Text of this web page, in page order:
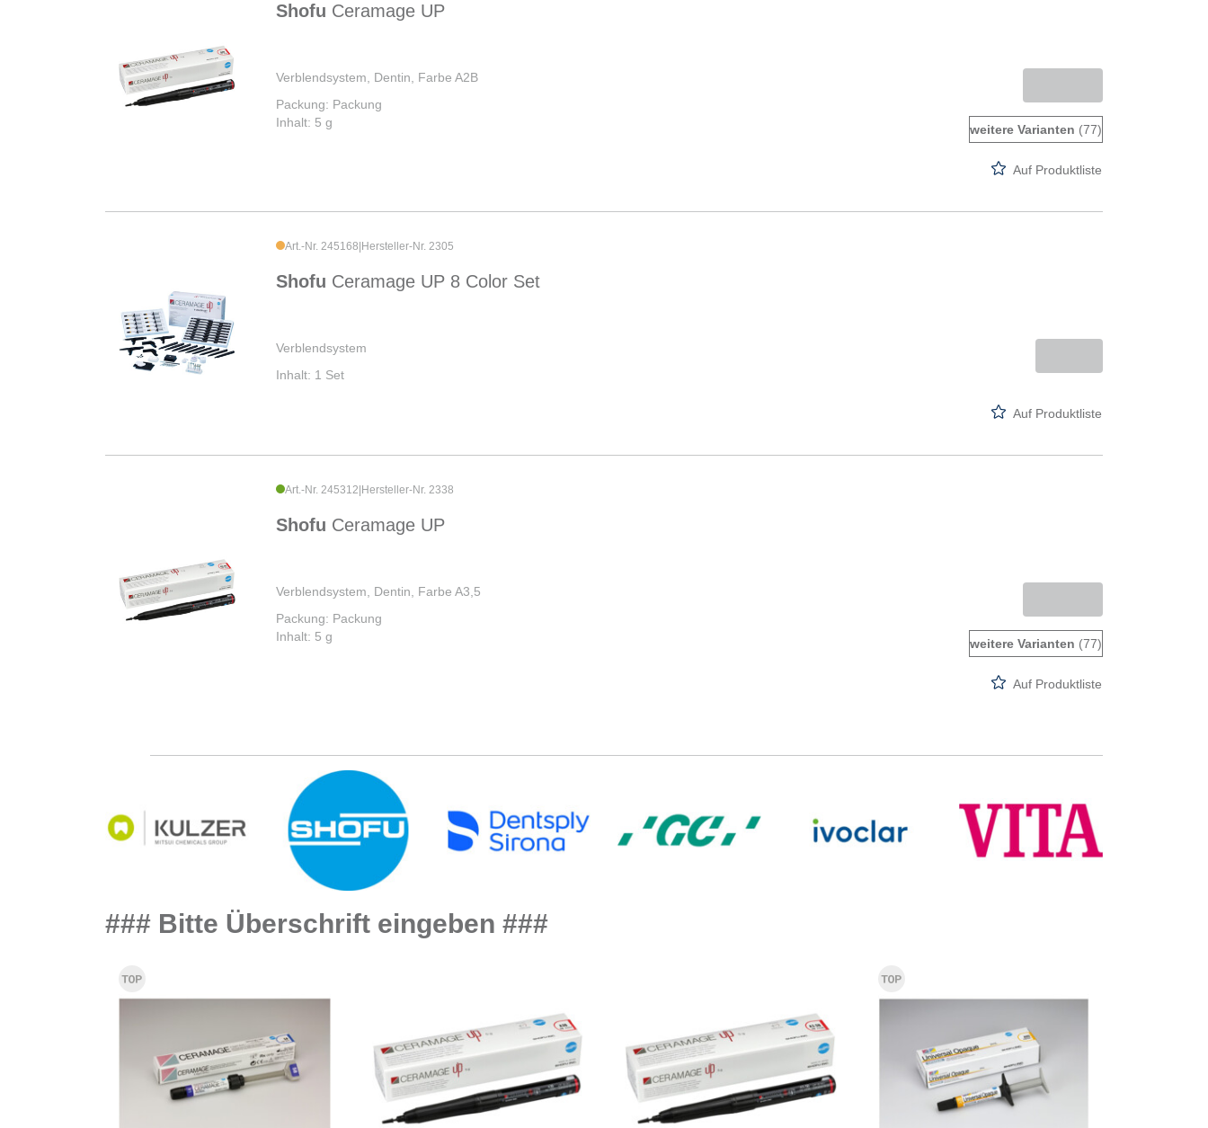
Shofu Ceramage UP
Verblendsystem, Dentin, Farbe A2B
Packung: Packung
Inhalt: 5 g
weitere Varianten (77)
Auf Produktliste
Art.-Nr. 245168 Hersteller-Nr. 2305
Shofu Ceramage UP 8 Color Set
Verblendsystem
Inhalt: 1 Set
Auf Produktliste
Art.-Nr. 245312 Hersteller-Nr. 2338
Shofu Ceramage UP
Verblendsystem, Dentin, Farbe A3,5
Packung: Packung
Inhalt: 5 g
weitere Varianten (77)
Auf Produktliste
### Bitte Überschrift eingeben ###